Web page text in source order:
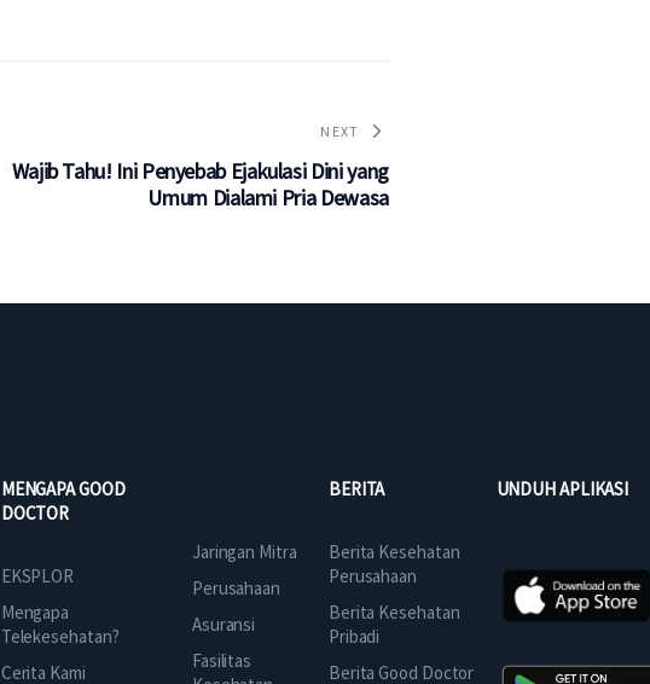
NEXT
Wajib Tahu! Ini Penyebab Ejakulasi Dini yang
Umum Dialami Pria Dewasa
MENGAPA GOOD
DOCTOR
EKSPLOR
Mengapa
Telekesehatan?
Cerita Kami
Jaringan Mitra
Perusahaan
Asuransi
Fasilitas
BERITA
Berita Kesehatan
Perusahaan
Berita Kesehatan
Pribadi
Berita Good Doctor
UNDUH APLIKASI